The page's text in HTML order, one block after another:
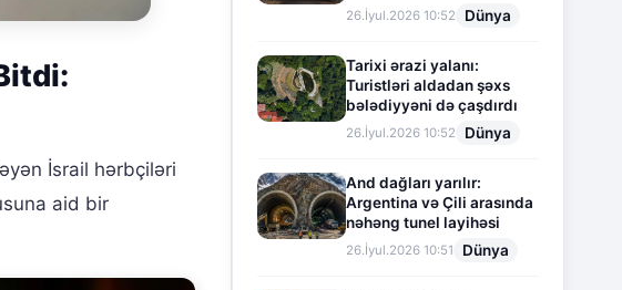
İsrail hərbçiləri
aid bir
26.İyul.2026 10:52 Dünya
Tarixi ərazi yalanı:
Turistləri aldadan şəxs
bələdiyyəni də çaşdırdı
26.İyul.2026 10:52 Dünya
And dağları yarılır:
Argentina və Çili arasında
nəhəng tunel layihəsi
26.İyul.2026 10:51 Dünya